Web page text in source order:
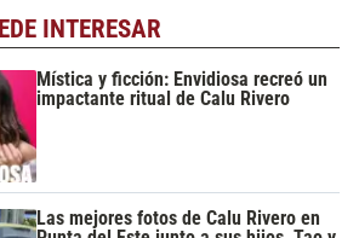
INTERESAR
Mística y ficción: Envidiosa recreó un
impactante ritual de Calu Rivero
Las mejores fotos de Calu Rivero en